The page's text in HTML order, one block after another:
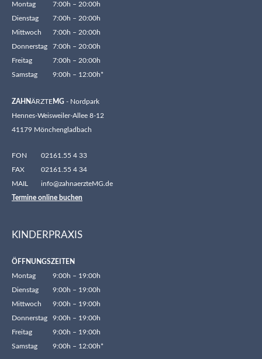
Montag
7:00h – 20:00h
Dienstag
7:00h – 20:00h
Mittwoch
7:00h – 20:00h
Donnerstag
7:00h – 20:00h
Freitag
7:00h – 20:00h
Samstag
9:00h – 12:00h*
ZAHNÄRZTEMG - Nordpark
Hennes-Weisweiler-Allee 8-12
41179 Mönchengladbach
FON
02161.55 4 33
FAX
02161.55 4 34
MAIL
info@zahnaerzteMG.de
Termine online buchen
KINDERPRAXIS
ÖFFNUNGSZEITEN
Montag
9:00h – 19:00h
Dienstag
9:00h – 19:00h
Mittwoch
9:00h – 19:00h
Donnerstag
9:00h – 19:00h
Freitag
9:00h – 19:00h
Samstag
9:00h – 12:00h*